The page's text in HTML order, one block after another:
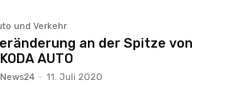
und Verkehr
an der Spitze von
AUTO
- 11. Juli 2020